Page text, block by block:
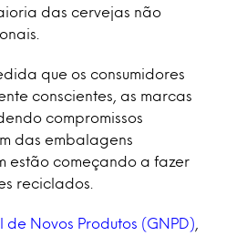
das cervejas não
que os consumidores
conscientes, as marcas
compromissos
das embalagens
estão começando a fazer
reciclados.
de Novos Produtos (GNPD)